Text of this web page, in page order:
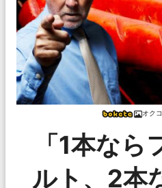
オク
「1本な
ルト、2本